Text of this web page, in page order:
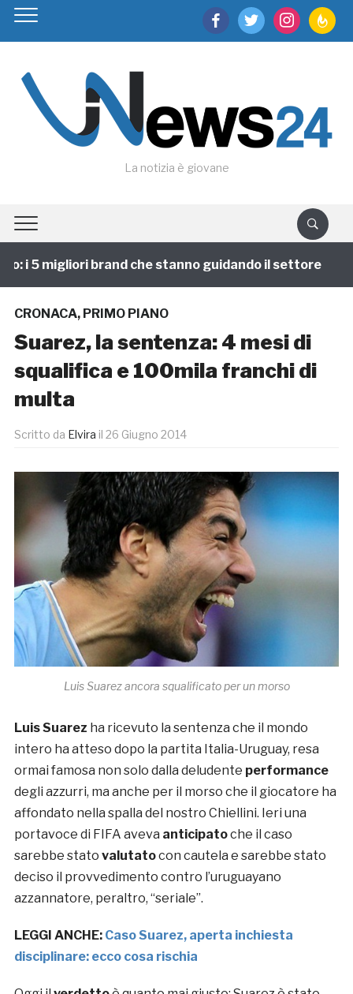
facebooktwitter instagram
La notizia è giovane
i 5 migliori brand che stanno guidando il settore
CRONACA, PRIMO PIANO
Suarez, la sentenza: 4 mesi di
squalifica e 100mila franchi di
multa
Scritto da Elvira il 26 Giugno 2014
Luis Suarez ancora squalificato per un morso
Luis Suarez ha ricevuto la sentenza che il mondo
intero ha atteso dopo la partita Italia-Uruguay, resa
ormai famosa non solo dalla deludente performance
degli azzurri, ma anche per il morso che il giocatore ha
affondato nella spalla del nostro Chiellini. Ieri una
portavoce di FIFA aveva anticipatoche il caso
sarebbe stato valutatocon cautela e sarebbe stato
deciso il provvedimento contro l’uruguayano
azzannatore, peraltro, “seriale”.
LEGGI ANCHE: Caso Suarez, aperta inchiesta
disciplinare: ecco cosa rischia